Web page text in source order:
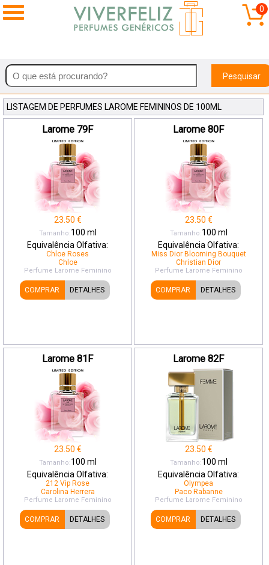
0
Pesquisar
LISTAGEM DE PERFUMES LAROME FEMININOS DE 100ML
Larome 79F
23.50 €
Tamanho:100 ml
Equivalência Olfativa:
Chloe Roses
Chloe
Perfume Larome Feminino
COMPRAR DETALHES
Larome 80F
23.50 €
Tamanho:100 ml
Equivalência Olfativa:
Miss Dior Blooming Bouquet
Christian Dior
Perfume Larome Feminino
COMPRAR DETALHES
Larome 81F
23.50 €
Tamanho:100 ml
Equivalência Olfativa:
212 Vip Rose
Carolina Herrera
Perfume Larome Feminino
COMPRAR DETALHES
Larome 82F
23.50 €
Tamanho:100 ml
Equivalência Olfativa:
Olympea
Paco Rabanne
Perfume Larome Feminino
COMPRAR DETALHES